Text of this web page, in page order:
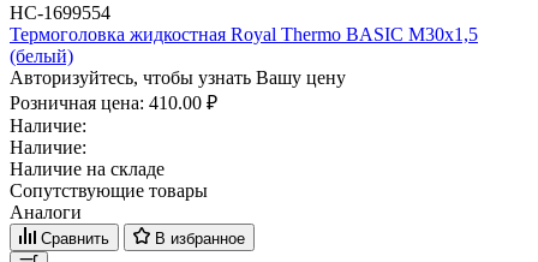
НС-1699554
Термоголовка жидкостная Royal Thermo BASIC М30х1,5
(белый)
Авторизуйтесь, чтобы узнать Вашу цену
Розничная цена: 410.00 ₽
Наличие:
Наличие:
Наличие на складе
Сопутствующие товары
Аналоги
Сравнить В избранное